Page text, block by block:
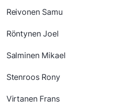
Reivonen Samu
Röntynen Joel
Salminen Mikael
Stenroos Rony
Virtanen Frans